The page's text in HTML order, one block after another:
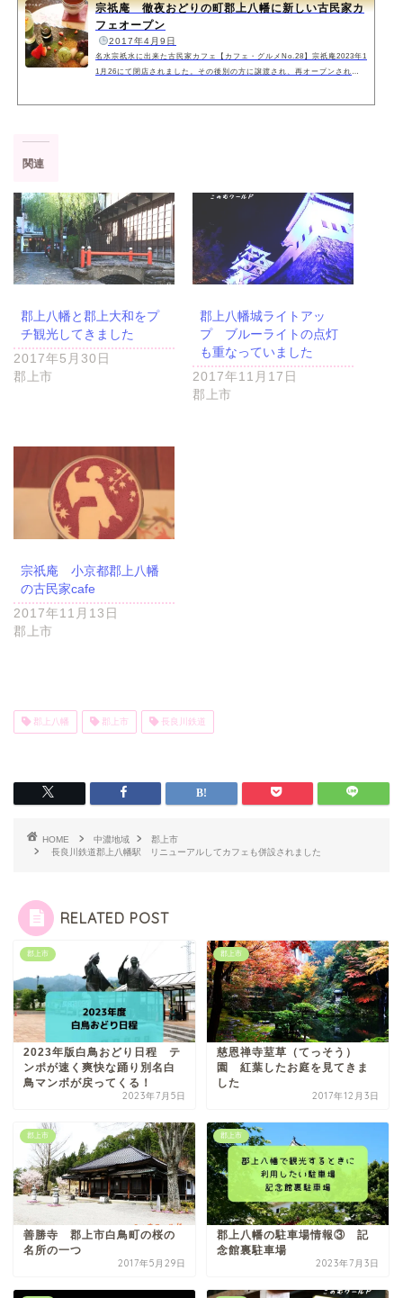
宗祇庵 徹夜おどりの町郡上八幡に新しい古民家カ
フェオープン
2017年4月9日
名水宗祇水に出来た古民家カフェ【カフェ・グルメNo.28】宗祇庵2023年1
1月26にて閉店されました。その後別の方に譲渡され、再オープンされま
関連
郡上八幡と郡上大和をプ
チ観光してきました
2017年5月30日
郡上市
郡上八幡城ライトアッ
プ ブルーライトの点灯
も重なっていました
2017年11月17日
郡上市
宗祇庵 小京都郡上八幡
の古民家cafe
2017年11月13日
郡上市
郡上八幡 郡上市 長良川鉄道
HOME 中濃地域
郡上市
長良川鉄道郡上八幡駅 リニューアルしてカフェも併設されました
RELATED POST
郡上市
2023年版白鳥おどり日程 テ
ンポが速く爽快な踊り別名白
鳥マンボが戻ってくる！
2023年7月5日
郡上市
慈恩禅寺荎草（てっそう）
園 紅葉したお庭を見てきま
した
2017年12月3日
郡上市
善勝寺 郡上市白鳥町の桜の
名所の一つ
2017年5月29日
郡上市
郡上八幡の駐車場情報③ 記
念館裏駐車場
2023年7月3日